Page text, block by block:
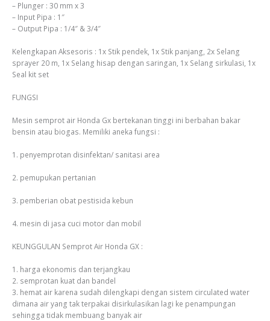
– Plunger : 30 mm x 3
– Input Pipa : 1″
– Output Pipa : 1/4″ & 3/4″
Kelengkapan Aksesoris : 1x Stik pendek, 1x Stik panjang, 2x Selang
sprayer 20 m, 1x Selang hisap dengan saringan, 1x Selang sirkulasi, 1x
Seal kit set
FUNGSI
Mesin semprot air Honda Gx bertekanan tinggi ini berbahan bakar
bensin atau biogas. Memiliki aneka fungsi :
1. penyemprotan disinfektan/ sanitasi area
2. pemupukan pertanian
3. pemberian obat pestisida kebun
4. mesin di jasa cuci motor dan mobil
KEUNGGULAN Semprot Air Honda GX :
1. harga ekonomis dan terjangkau
2. semprotan kuat dan bandel
3. hemat air karena sudah dilengkapi dengan sistem circulated water
dimana air yang tak terpakai disirkulasikan lagi ke penampungan
sehingga tidak membuang banyak air